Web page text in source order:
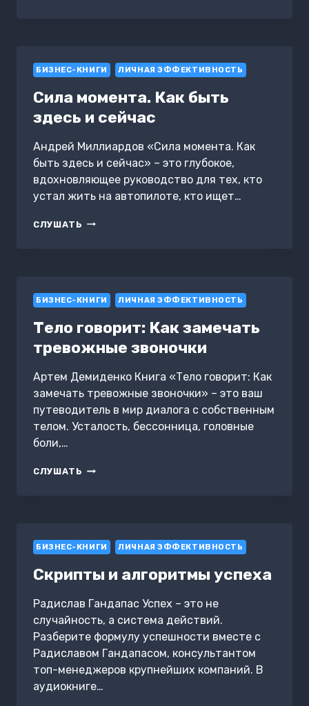
ЛЮБОЙ
БИЗНЕС-КНИГИ ЛИЧНАЯ ЭФФЕКТИВНОСТЬ
Сила момента. Как быть
здесь и сейчас
Андрей Миллиардов «Сила момента. Как
быть здесь и сейчас» – это глубокое,
вдохновляющее руководство для тех, кто
устал жить на автопилоте, кто ищет…
СЛУШАТЬ СИЛА
СЕЙЧАС
БИЗНЕС-КНИГИ ЛИЧНАЯ ЭФФЕКТИВНОСТЬ
Тело говорит: Как замечать
тревожные звоночки
Артем Демиденко Книга «Тело говорит: Как
замечать тревожные звоночки» – это ваш
путеводитель в мир диалога с собственным
телом. Усталость, бессонница, головные
боли,…
СЛУШАТЬ ТЕЛО
БИЗНЕС-КНИГИ ЛИЧНАЯ ЭФФЕКТИВНОСТЬ
Скрипты и алгоритмы успеха
Радислав Гандапас Успех – это не
случайность, а система действий.
Разберите формулу успешности вместе с
Радиславом Гандапасом, консультантом
топ-менеджеров крупнейших компаний. В
аудиокниге…